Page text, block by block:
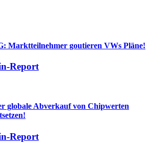
Marktteilnehmer goutieren VWs Pläne!
Report
globale Abverkauf von Chipwerten
Report